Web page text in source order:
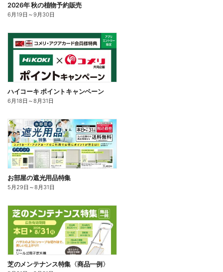
2026年 秋の植物予約販売
6月19日 ～9月30日
ハイコーキ ポイントキャンペーン
6月18日 ～8月31日
お部屋の遮光用品特集
5月29日 ～8月31日
芝のメンテナンス特集〈商品一例〉